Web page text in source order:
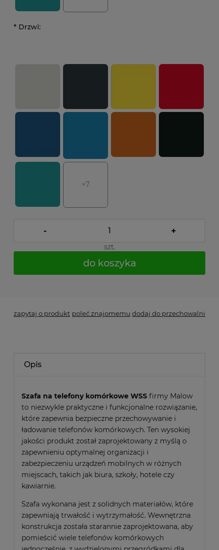
* Drzwi:
+7
- +
szt.
do koszyka
zapytaj o produkt poleć znajomemu dodaj do przechowalni
Opis
Szafa na telefony komórkowe WSS firmy Malow
to niezwykle praktyczne i funkcjonalne rozwiązanie,
które zapewnia bezpieczne przechowywanie i
ładowanie telefonów komórkowych. Ten wysokiej
jakości produkt został zaprojektowany z myślą o
zapewnieniu optymalnej organizacji i
zabezpieczeniu urządzeń mobilnych w różnych
miejscach, takich jak biura, szkoły, hotele czy
kawiarnie.
Szafa wykonana jest z solidnych materiałów, które
zapewniają trwałość i wytrzymałość. Wewnętrzna
konstrukcja została starannie zaprojektowana, aby
pomieścić wiele telefonów komórkowych